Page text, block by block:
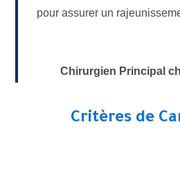
pour assurer un
Chirurgien Principal
Critères de